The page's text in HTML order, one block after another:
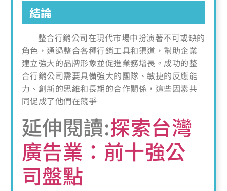
結論
整合行銷公司在現代市場中扮演著不可或缺的
角色，通過整合各種行銷工具和渠道，幫助企業
建立強大的品牌形象並促進業務增長。成功的整
合行銷公司需要具備強大的團隊、敏捷的反應能
力、創新的思維和長期的合作關係，這些因素共
同促成了他們在競爭
延伸閱讀:探索台灣
廣告業：前十強公
司盤點